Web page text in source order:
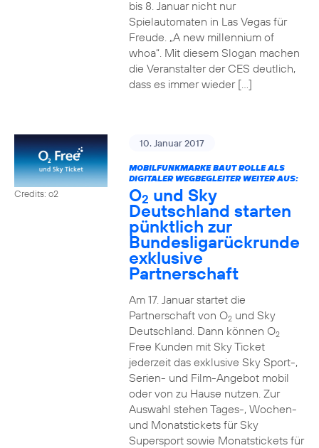
bis 8. Januar nicht nur
Spielautomaten in Las Vegas für
Freude. „A new millennium of
whoa“. Mit diesem Slogan machen
die Veranstalter der CES deutlich,
dass es immer wieder […]
Credits: o2
10. Januar 2017
MOBILFUNKMARKE BAUT ROLLE ALS
DIGITALER WEGBEGLEITER WEITER AUS:
O2 und Sky
Deutschland starten
pünktlich zur
Bundesligarückrunde
exklusive
Partnerschaft
Am 17. Januar startet die
Partnerschaft von O2und Sky
Deutschland. Dann können O2
Free Kunden mit Sky Ticket
jederzeit das exklusive Sky Sport-,
Serien- und Film-Angebot mobil
oder von zu Hause nutzen. Zur
Auswahl stehen Tages-, Wochen-
und Monatstickets für Sky
Supersport sowie Monatstickets für